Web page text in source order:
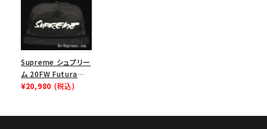
Supreme シュプリー
ム 20FW Futura
Logo 5Panel Cap
¥20,980 (税込)